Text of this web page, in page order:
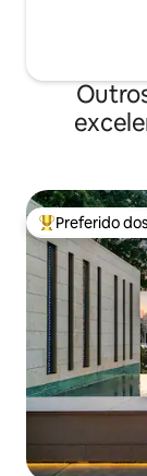
Entre os
Preferido